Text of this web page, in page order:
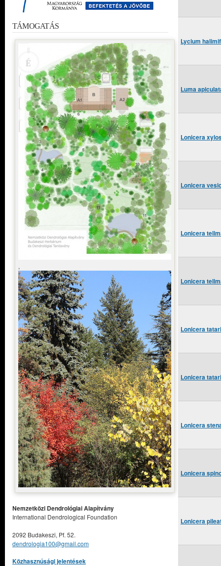
Lycium
Luma
Lonicera
Lonicera
Lonicera
Lonicera
Lonicera
Lonicera
Lonicera
Lonicera
Lonicera
TÁMOGATÁS
,
Nemzetközi Dendrológiai Alapítvány
International Dendrological Foundation
2092 Budakeszi, Pf. 52.
dendrologia100@gmail.com
Közhasznúsági jelentések